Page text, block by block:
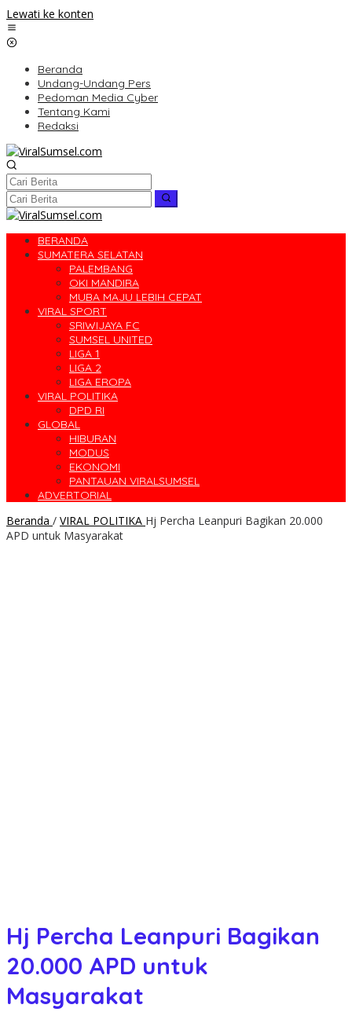
Lewati ke konten
Beranda
Undang-Undang Pers
Pedoman Media Cyber
Tentang Kami
Redaksi
BERANDA
SUMATERA SELATAN
PALEMBANG
OKI MANDIRA
MUBA MAJU LEBIH CEPAT
VIRAL SPORT
SRIWIJAYA FC
SUMSEL UNITED
LIGA 1
LIGA 2
LIGA EROPA
VIRAL POLITIKA
DPD RI
GLOBAL
HIBURAN
MODUS
EKONOMI
PANTAUAN VIRALSUMSEL
ADVERTORIAL
Beranda / VIRAL POLITIKA Hj Percha Leanpuri Bagikan 20.000
APD untuk Masyarakat
Hj Percha Leanpuri Bagikan
20.000 APD untuk
Masyarakat